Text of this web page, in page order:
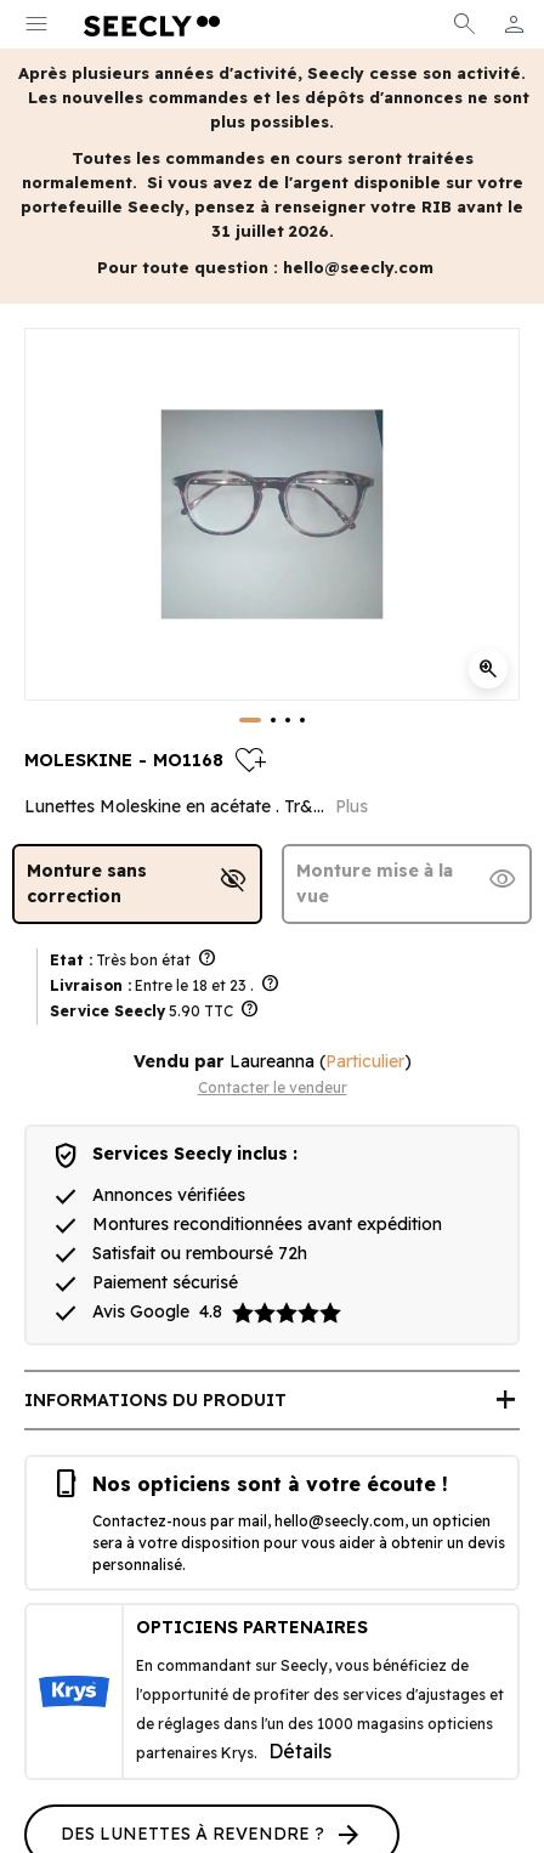
menu search person
MON
Après plusieurs années d'activité, Seecly cesse son activité.
Les nouvelles commandes et les dépôts d'annonces ne sont
plus possibles.
Toutes les commandes en cours seront traitées
normalement. Si vous avez de l'argent disponible sur votre
portefeuille Seecly, pensez à renseigner votre RIB avant le
31 juillet 2026.
Pour toute question : hello@seecly.com
zoom_in
MOLESKINE - MO1168 heart_plus
Lunettes Moleskine en acétate . Tr&... Plus
Monture sans
correction
visibility_off
Monture mise à la
vue
visibility
Etat : Très bon état help
Livraison : Entre le 18 et 23 . help
Service Seecly 5.90 TTC help
Vendu par Laureanna(Particulier)
Contacter le vendeur
verified_user Services Seecly inclus :
done Annonces vérifiées
done Montures reconditionnées avant expédition
done Satisfait ou remboursé 72h
done Paiement sécurisé
done Avis Google 4.8
INFORMATIONS DU PRODUIT add
phone_iphone Nos opticiens sont à votre écoute !
Contactez-nous par mail, hello@seecly.com, un opticien
sera à votre disposition pour vous aider à obtenir un devis
personnalisé.
OPTICIENS PARTENAIRES
En commandant sur Seecly, vous bénéficiez de
l'opportunité de profiter des services d'ajustages et
de réglages dans l'un des 1000 magasins opticiens
partenaires Krys.
Détails
DES LUNETTES À REVENDRE ? arrow_forward